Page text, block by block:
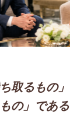
取るもの
の」である